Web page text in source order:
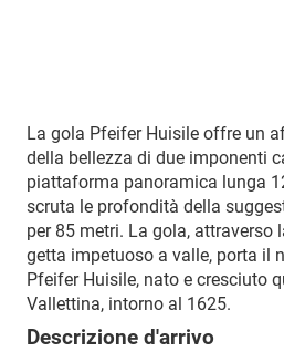
La gola Pfeifer Huisile offre un
della bellezza di due imponenti
piattaforma panoramica lunga
scruta le profondità della
per 85 metri. La gola, attraverso
getta impetuoso a valle, porta il
Pfeifer Huisile, nato e cresciuto
Vallettina, intorno al 1625.
Descrizione d'arrivo